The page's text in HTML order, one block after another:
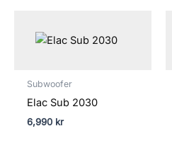
Subwoofer
Elac Sub 2030
6,990 kr